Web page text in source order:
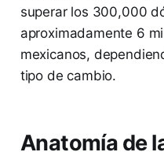
superar los 300,000
aproximadamente 6
mexicanos,
tipo de cambio.
Anatomía de